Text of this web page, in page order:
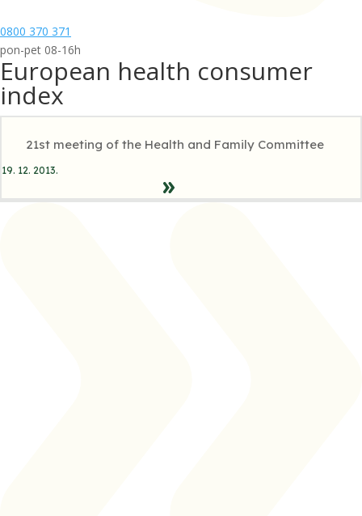
0800 370 371
pon-pet 08-16h
European health consumer
index
21st meeting of the Health and Family Committee
19. 12. 2013.